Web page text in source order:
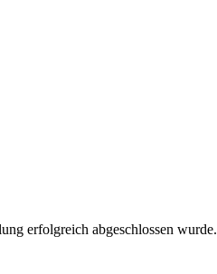
erfolgreich abgeschlossen wurde.